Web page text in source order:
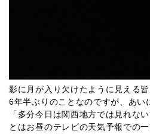
影に月が入り欠けたように見える皆
6年半ぶりのことなのですが、あい
「多分今日は関西地方では見れな
とはお昼のテレビの天気予報での一